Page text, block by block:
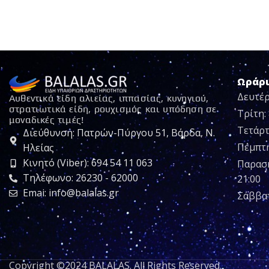
Αυθεντικά είδη αλιείας, ιππασίας, κυνηγιού,
στρατιωτικά είδη, ρουχισμός και υπόδηση σε
μοναδικές τιμές!
Διεύθυνση: Πατρών-Πύργου 51, Βάρδα, Ν.
Ηλείας
Κινητό (Viber): 694 54 11 063
Τηλέφωνο: 26230 - 62000
Emai: info@balalas.gr
21:00
Copyright ©2024 BALALAS. All Rights Reserved.